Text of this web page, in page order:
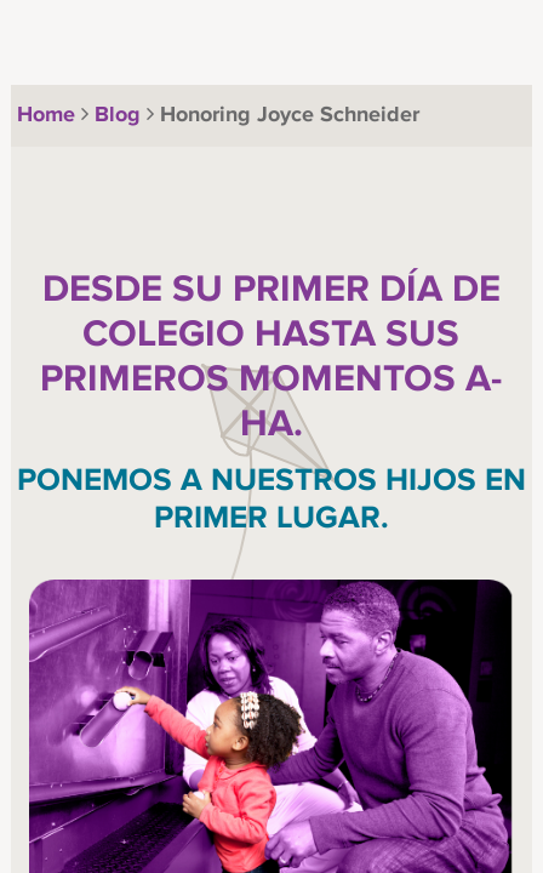
Home Blog Honoring Joyce Schneider
DESDE SU PRIMER DÍA DE
COLEGIO HASTA SUS
PRIMEROS MOMENTOS A-
HA.
PONEMOS A NUESTROS HIJOS EN
PRIMER LUGAR.